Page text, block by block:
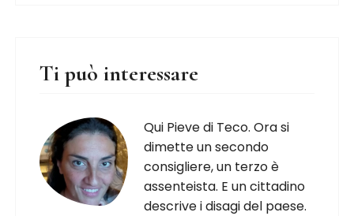
Ti può interessare
Qui Pieve di Teco. Ora si
dimette un secondo
consigliere, un terzo è
assenteista. E un cittadino
descrive i disagi del paese.